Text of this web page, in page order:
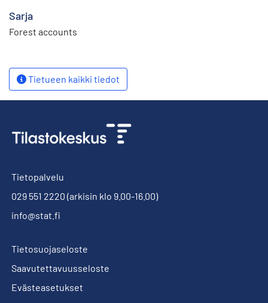
Sarja
Forest accounts
Tietueen kaikki tiedot
Tietopalvelu
029 551 2220 (arkisin klo 9.00-16.00)
info@stat.fi
Tietosuojaseloste
Saavutettavuusseloste
Evästeasetukset